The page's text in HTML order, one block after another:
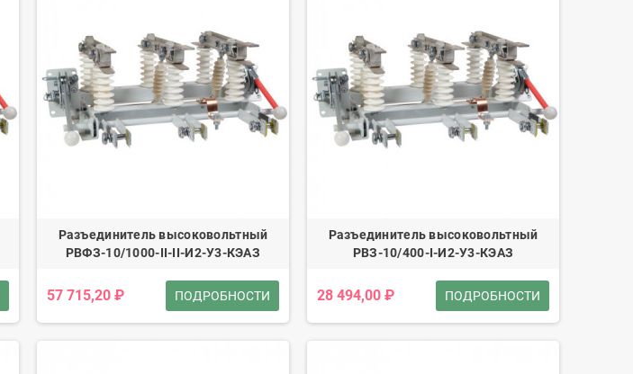
Разъединитель высоковольтный
РВФЗ-10/1000-II-II-И2-У3-КЭАЗ
57 715,20 ₽ ПОДРОБНОСТИ
Разъединитель высоковольтный
РВЗ-10/400-I-И2-У3-КЭАЗ
28 494,00 ₽ ПОДРОБНОСТИ